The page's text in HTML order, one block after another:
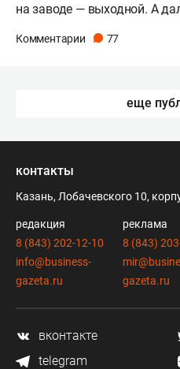
на заводе — выходной. А
Комментарии 77
еще
контакты
Казань, Лобачевского 10,
редакция
8 (843) 202-12-10
info@business-
gazeta.ru
реклама
8 (843)
gazeta.ru
вконтакте
telegram